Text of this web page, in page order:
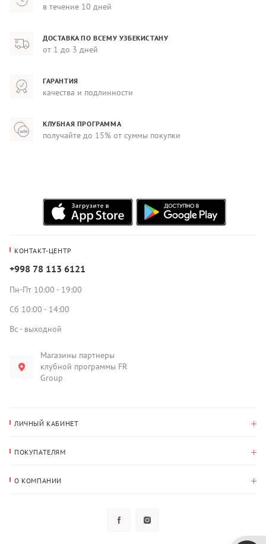
в течение 10 дней
ДОСТАВКА ПО ВСЕМУ УЗБЕКИСТАНУ
от 1 до 3 дней
ГАРАНТИЯ
качества и подлинности
КЛУБНАЯ ПРОГРАММА
получайте до 15% от суммы покупки
КОНТАКТ-ЦЕНТР
+998 78 113 6121
Пн-Пт 10:00 - 19:00
Сб 10:00 - 14:00
Вс - выходной
Магазины партнеры
клубной программы FR
Group
ЛИЧНЫЙ КАБИНЕТ
Адрес для доставки
ПОКУПАТЕЛЯМ
О КОМПАНИИ
Политика конфиденциальности